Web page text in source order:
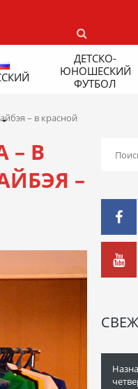
ДЕТСКО-
ЮНОШЕСКИЙ
ФУТБОЛ
– в красной
– В
–